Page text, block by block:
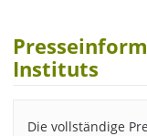
Instituts
Die vollständige